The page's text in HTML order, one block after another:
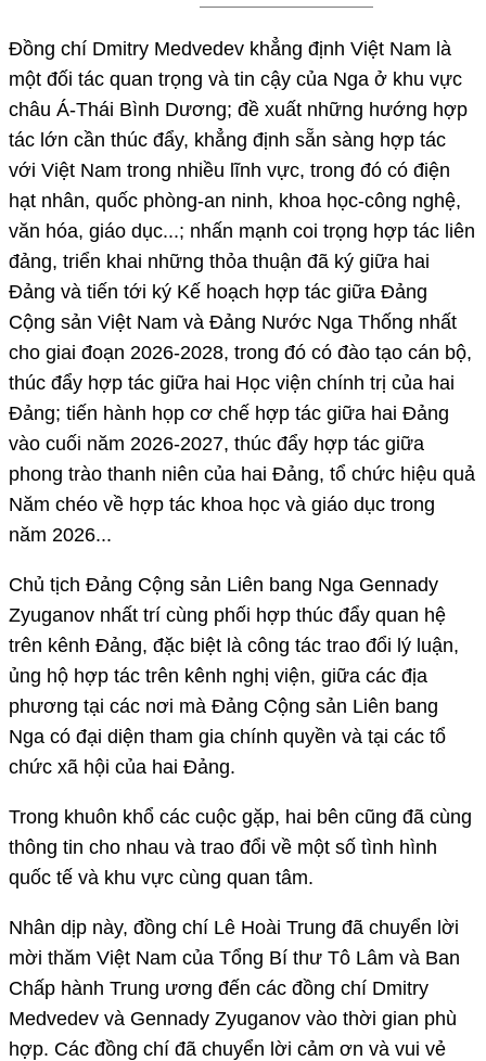
Đồng chí Dmitry Medvedev khẳng định Việt Nam là
một đối tác quan trọng và tin cậy của Nga ở khu vực
châu Á-Thái Bình Dương; đề xuất những hướng hợp
tác lớn cần thúc đẩy, khẳng định sẵn sàng hợp tác
với Việt Nam trong nhiều lĩnh vực, trong đó có điện
hạt nhân, quốc phòng-an ninh, khoa học-công nghệ,
văn hóa, giáo dục...; nhấn mạnh coi trọng hợp tác liên
đảng, triển khai những thỏa thuận đã ký giữa hai
Đảng và tiến tới ký Kế hoạch hợp tác giữa Đảng
Cộng sản Việt Nam và Đảng Nước Nga Thống nhất
cho giai đoạn 2026-2028, trong đó có đào tạo cán bộ,
thúc đẩy hợp tác giữa hai Học viện chính trị của hai
Đảng; tiến hành họp cơ chế hợp tác giữa hai Đảng
vào cuối năm 2026-2027, thúc đẩy hợp tác giữa
phong trào thanh niên của hai Đảng, tổ chức hiệu quả
Năm chéo về hợp tác khoa học và giáo dục trong
năm 2026...
Chủ tịch Đảng Cộng sản Liên bang Nga Gennady
Zyuganov nhất trí cùng phối hợp thúc đẩy quan hệ
trên kênh Đảng, đặc biệt là công tác trao đổi lý luận,
ủng hộ hợp tác trên kênh nghị viện, giữa các địa
phương tại các nơi mà Đảng Cộng sản Liên bang
Nga có đại diện tham gia chính quyền và tại các tổ
chức xã hội của hai Đảng.
Trong khuôn khổ các cuộc gặp, hai bên cũng đã cùng
thông tin cho nhau và trao đổi về một số tình hình
quốc tế và khu vực cùng quan tâm.
Nhân dịp này, đồng chí Lê Hoài Trung đã chuyển lời
mời thăm Việt Nam của Tổng Bí thư Tô Lâm và Ban
Chấp hành Trung ương đến các đồng chí Dmitry
Medvedev và Gennady Zyuganov vào thời gian phù
hợp. Các đồng chí đã chuyển lời cảm ơn và vui vẻ